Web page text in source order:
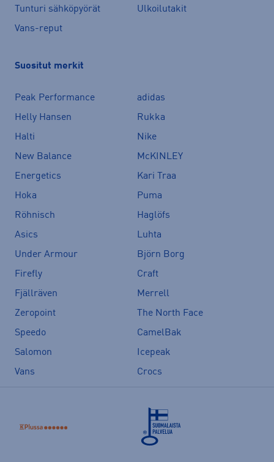
Tunturi sähköpyörät
Ulkoilutakit
Vans-reput
Suositut merkit
Peak Performance
adidas
Helly Hansen
Rukka
Halti
Nike
New Balance
McKINLEY
Energetics
Kari Traa
Hoka
Puma
Röhnisch
Haglöfs
Asics
Luhta
Under Armour
Björn Borg
Firefly
Craft
Fjällräven
Merrell
Zeropoint
The North Face
Speedo
CamelBak
Salomon
Icepeak
Vans
Crocs